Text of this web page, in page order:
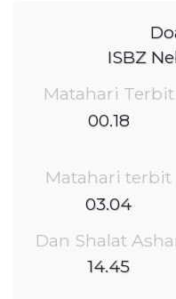
ISBZ
Matahari Terbit
00.18
Matahari terbit
03.04
Dan Shalat
14.45